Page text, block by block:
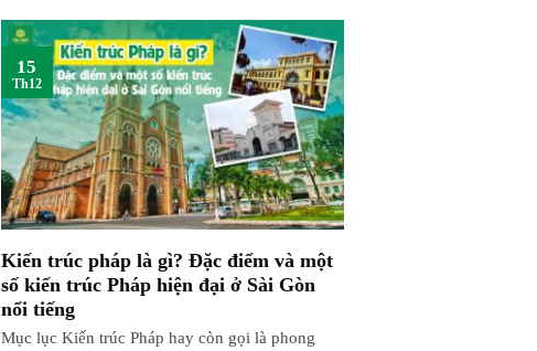
Kiến trúc pháp là gì? Đặc điểm và một
số kiến trúc Pháp hiện đại ở Sài Gòn
nổi tiếng
Mục lục Kiến trúc Pháp hay còn gọi là phong
15
Th12